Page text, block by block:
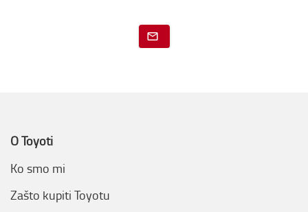
O Toyoti
Ko smo mi
Zašto kupiti Toyotu